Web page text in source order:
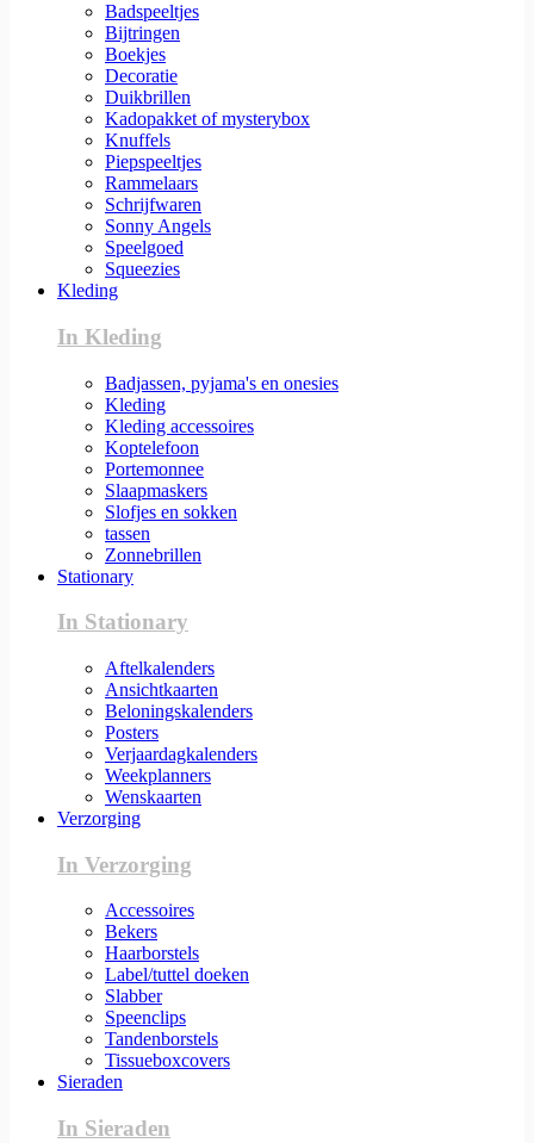
Badspeeltjes
Bijtringen
Boekjes
Decoratie
Duikbrillen
Kadopakket of mysterybox
Knuffels
Piepspeeltjes
Rammelaars
Schrijfwaren
Sonny Angels
Speelgoed
Squeezies
Kleding
In Kleding
Badjassen, pyjama's en onesies
Kleding
Kleding accessoires
Koptelefoon
Portemonnee
Slaapmaskers
Slofjes en sokken
tassen
Zonnebrillen
Stationary
In Stationary
Aftelkalenders
Ansichtkaarten
Beloningskalenders
Posters
Verjaardagkalenders
Weekplanners
Wenskaarten
Verzorging
In Verzorging
Accessoires
Bekers
Haarborstels
Label/tuttel doeken
Slabber
Speenclips
Tandenborstels
Tissueboxcovers
Sieraden
In Sieraden